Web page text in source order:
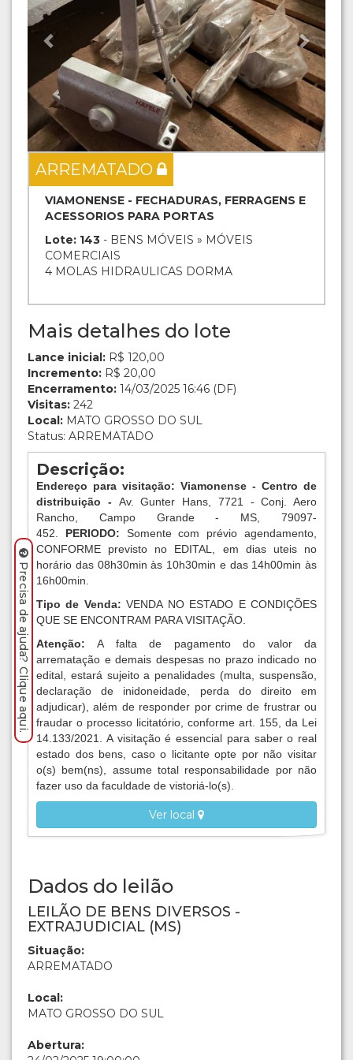
ARREMATADO
VIAMONENSE - FECHADURAS, FERRAGENS E
ACESSORIOS PARA PORTAS
Lote: 143 - BENS MÓVEIS » MÓVEIS
COMERCIAIS
4 MOLAS HIDRAULICAS DORMA
Mais detalhes do lote
Lance inicial: R$ 120,00
Incremento: R$ 20,00
Encerramento: 14/03/2025 16:46 (DF)
Visitas: 242
Local: MATO GROSSO DO SUL
Status: ARREMATADO
Descrição:
Endereço para visitação: Viamonense - Centro de
distribuição - Av. Gunter Hans, 7721 - Conj. Aero
Rancho, Campo Grande - MS, 79097-
452. PERIODO: Somente com prévio agendamento,
CONFORME previsto no EDITAL, em dias uteis no
horário das 08h30min às 10h30min e das 14h00min às
16h00min.
Tipo de Venda:VENDA NO ESTADO E CONDIÇÕES
QUE SE ENCONTRAM PARA VISITAÇÃO.
Atenção:A falta de pagamento do valor da
arrematação e demais despesas no prazo indicado no
edital, estará sujeito a penalidades (multa, suspensão,
declaração de inidoneidade, perda do direito em
adjudicar), além de responder por crime de frustrar ou
fraudar o processo licitatório, conforme art. 155, da Lei
14.133/2021. A visitação é essencial para saber o real
estado dos bens, caso o licitante opte por não visitar
o(s) bem(ns), assume total responsabilidade por não
fazer uso da faculdade de vistoriá-lo(s).
Ver local
Dados do leilão
LEILÃO DE BENS DIVERSOS -
EXTRAJUDICIAL (MS)
Situação:
ARREMATADO
Local:
MATO GROSSO DO SUL
Abertura:
Precisa de ajuda? Clique aqui.